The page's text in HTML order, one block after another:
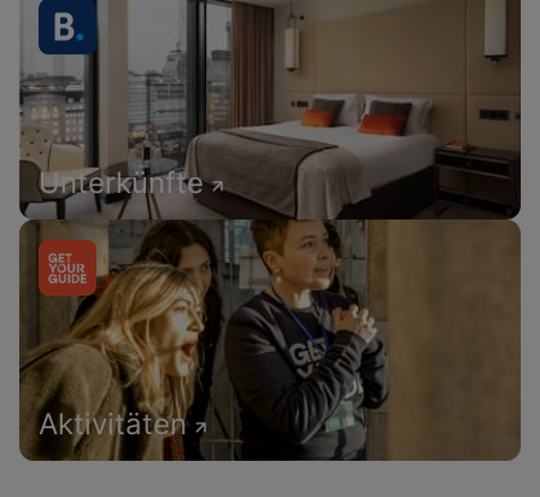
Unterkünfte
Aktivitäten